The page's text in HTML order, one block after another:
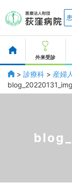
外来受診
> 診療科 > 産婦